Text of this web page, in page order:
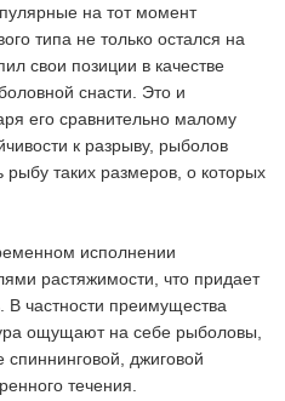
на тот момент
типа не только остался на
свои позиции в качестве
снасти. Это и
его сравнительно малому
к разрыву, рыболов
таких размеров, о которых
исполнении
растяжимости, что придает
В частности преимущества
ощущают на себе рыболовы,
джиговой
течения.